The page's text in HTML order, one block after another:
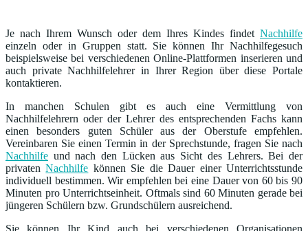
Je nach Ihrem Wunsch oder dem Ihres Kindes findet Nachhilfe
einzeln oder in Gruppen statt. Sie können Ihr Nachhilfegesuch
beispielsweise bei verschiedenen Online-Plattformen inserieren und
auch private Nachhilfelehrer in Ihrer Region über diese Portale
kontaktieren.
In manchen Schulen gibt es auch eine Vermittlung von
Nachhilfelehrern oder der Lehrer des entsprechenden Fachs kann
einen besonders guten Schüler aus der Oberstufe empfehlen.
Vereinbaren Sie einen Termin in der Sprechstunde, fragen Sie nach
Nachhilfe und nach den Lücken aus Sicht des Lehrers. Bei der
privatenNachhilfe können Sie die Dauer einer Unterrichtsstunde
individuell bestimmen. Wir empfehlen bei eine Dauer von 60 bis 90
Minuten pro Unterrichtseinheit. Oftmals sind 60 Minuten gerade bei
jüngeren Schülern bzw. Grundschülern ausreichend.
Sie können Ihr Kind auch bei verschiedenen Organisationen